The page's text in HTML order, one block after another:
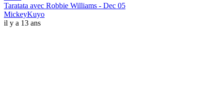
Taratata avec Robbie Williams - Dec 05
MickeyKuyo
il y a 13 ans